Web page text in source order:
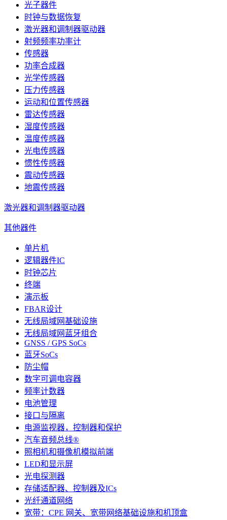
光子器件
时钟与数据恢复
激光器和调制器驱动器
射频频率功率计
传感器
功率合成器
光学传感器
压力传感器
运动和位置传感器
雷达传感器
湿度传感器
温度传感器
光电传感器
惯性传感器
震动传感器
地震传感器
激光器和调制器驱动器
其他器件
单片机
逻辑器件IC
时钟芯片
终端
演示板
FBAR设计
无线局域网基础设施
无线局域网蓝牙组合
GNSS / GPS SoCs
蓝牙SoCs
防尘帽
数字可调电容器
频率计数器
电池管理
接口与隔离
电源监视器，控制器和保护
汽车音频总线®
照相机和摄像机模拟前端
LED和显示屏
光电探测器
存储适配器、控制器及ICs
光纤通道网络
宽带：CPE 网关、宽带网络基础设施和机顶盒